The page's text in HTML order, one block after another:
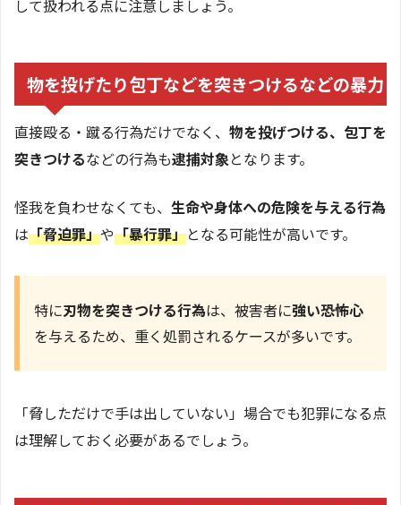
して扱われる点に注意しましょう。
物を投げたり包丁などを突きつけるなどの暴力
直接殴る・蹴る行為だけでなく、 物を投げつける、包丁を
突きつけるなどの行為も逮捕対象となります。
怪我を負わせなくても、 生命や身体への危険を与える行為
は「脅迫罪」や「暴行罪」となる可能性が高いです。
特に刃物を突きつける行為は、被害者に強い恐怖心
を与えるため、重く処罰されるケースが多いです。
「脅しただけで手は出していない」場合でも犯罪になる点
は理解しておく必要があるでしょう。